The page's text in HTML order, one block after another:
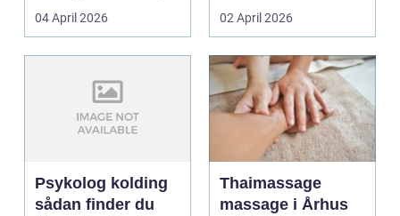
priser. Samtidig ved
04 April 2026 02 April 2026
Psykolog kolding
sådan finder du
Thaimassage
massage i Århus